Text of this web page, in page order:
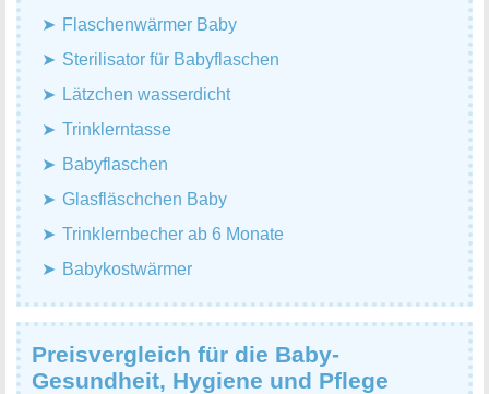
Flaschenwärmer Baby
Sterilisator für Babyflaschen
Lätzchen wasserdicht
Trinklerntasse
Babyflaschen
Glasfläschchen Baby
Trinklernbecher ab 6 Monate
Babykostwärmer
Preisvergleich für die Baby-
Gesundheit, Hygiene und Pflege